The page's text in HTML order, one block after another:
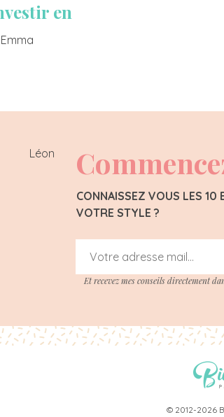
en
CONNAISSEZ VOUS LES 10
VOTRE STYLE ?
Et recevez mes conseils directement
© 2012-2026